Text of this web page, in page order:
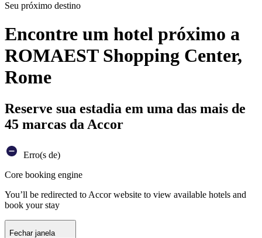
Seu próximo destino
Encontre um hotel próximo a
ROMAEST Shopping Center,
Rome
Reserve sua estadia em uma das mais de
45 marcas da Accor
Erro(s de)
Core booking engine
You’ll be redirected to Accor website to view available hotels and
book your stay
Fechar janela